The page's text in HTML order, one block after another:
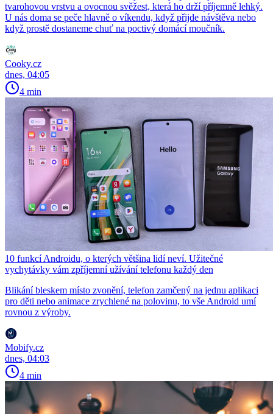
tvarohovou vrstvu a ovocnou svěžest, která ho drží příjemně lehký.
U nás doma se peče hlavně o víkendu, když přijde návštěva nebo
když prostě dostaneme chuť na poctivý domácí moučník.
Cooky.cz
dnes, 04:05
4 min
10 funkcí Androidu, o kterých většina lidí neví. Užitečné
vychytávky vám zpříjemní užívání telefonu každý den
Blikání bleskem místo zvonění, telefon zamčený na jednu aplikaci
pro děti nebo animace zrychlené na polovinu, to vše Android umí
rovnou z výroby.
Mobify.cz
dnes, 04:03
4 min